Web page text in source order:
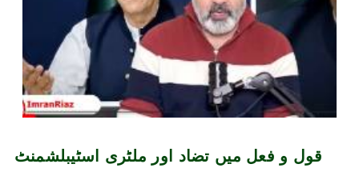
قول و فعل میں تضاد اور ملٹری اسٹیبلشمنٹ